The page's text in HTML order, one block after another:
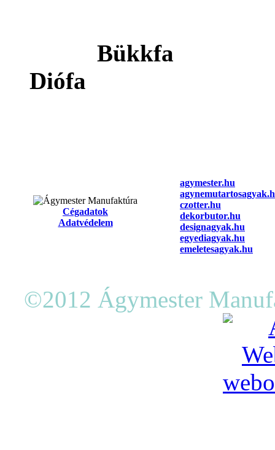
Diófa
Cégadatok
Adatvédelem
agymester.hu
czotter.hu
dekorbutor.hu
designagyak.hu
egyediagyak.hu
emeletesagyak.hu
©2012 Ágymester